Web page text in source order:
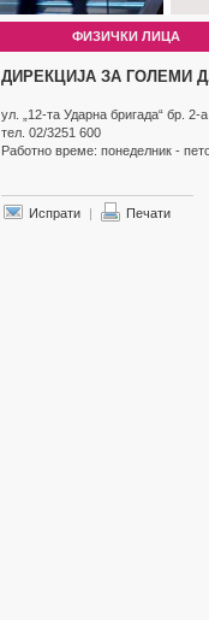
ФИЗИЧКИ ЛИЦА
ДИРЕКЦИЈА ЗА ГОЛЕМИ
ул. „12-та Ударна бригада“ бр. 2-
тел. 02/3251 600
Работно време: понеделник -
Испрати | Печати